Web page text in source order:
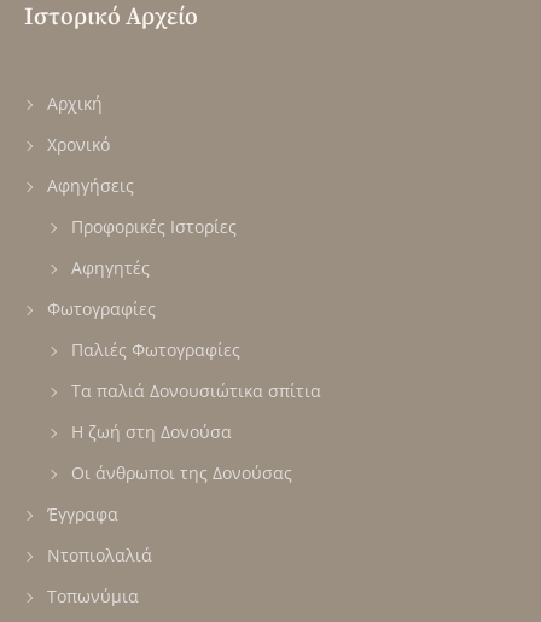
Ιστορικό Αρχείο
Αρχική
Χρονικό
Αφηγήσεις
Προφορικές Ιστορίες
Αφηγητές
Φωτογραφίες
Παλιές Φωτογραφίες
Τα παλιά Δονουσιώτικα σπίτια
Η ζωή στη Δονούσα
Οι άνθρωποι της Δονούσας
Έγγραφα
Ντοπιολαλιά
Τοπωνύμια